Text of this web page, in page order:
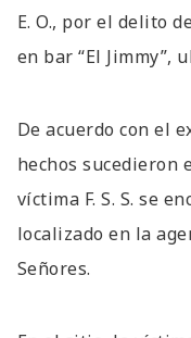
E. O., por el delito
en bar “El Jimmy”,
De acuerdo con el
hechos sucedieron
víctima F. S. S. se
localizado en la
Señores.